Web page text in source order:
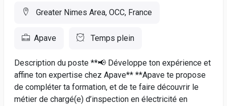
Greater Nimes Area, OCC, France
Apave Temps plein
Description du poste **📢 Développe ton expérience et
affine ton expertise chez Apave** **Apave te propose
de compléter ta formation, et de te faire découvrir le
métier de chargé(e) d’inspection en électricité en